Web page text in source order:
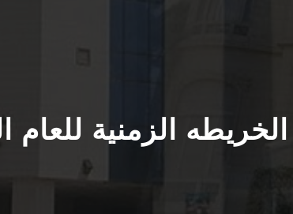
الزمنية للعام